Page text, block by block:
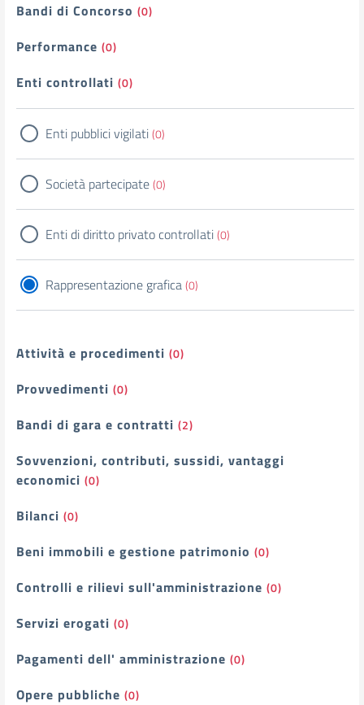
Bandi di Concorso (0)
Performance (0)
Enti controllati (0)
Enti pubblici vigilati(0)
Società partecipate(0)
Enti di diritto privato controllati(0)
Rappresentazione grafica(0)
Attività e procedimenti (0)
Provvedimenti (0)
Bandi di gara e contratti (2)
Sovvenzioni, contributi, sussidi, vantaggi
economici (0)
Bilanci (0)
Beni immobili e gestione patrimonio (0)
Controlli e rilievi sull'amministrazione (0)
Servizi erogati (0)
Pagamenti dell' amministrazione (0)
Opere pubbliche (0)